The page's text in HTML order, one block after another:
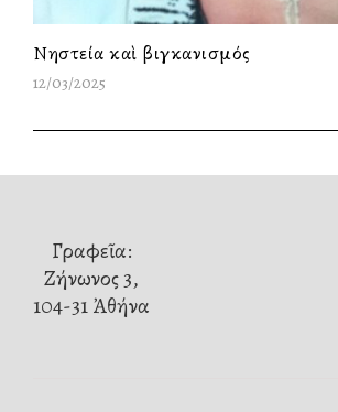
Νηστεία καὶ βιγκανισμός
12/03/2025
Γραφεῖα:
Ζήνωνος 3,
104-31 Ἀθήνα